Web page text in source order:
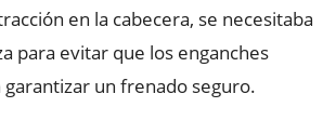
en la cabecera, se necesitaba
para evitar que los enganches
garantizar un frenado seguro.